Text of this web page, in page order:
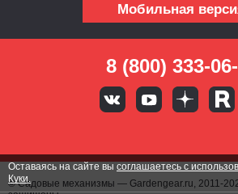
Мобильная
8 (800) 333-
© Садовые механизмы — Gardengear.ru, 2011-
Оставаясь на сайте вы соглашаетесь с
Куки.